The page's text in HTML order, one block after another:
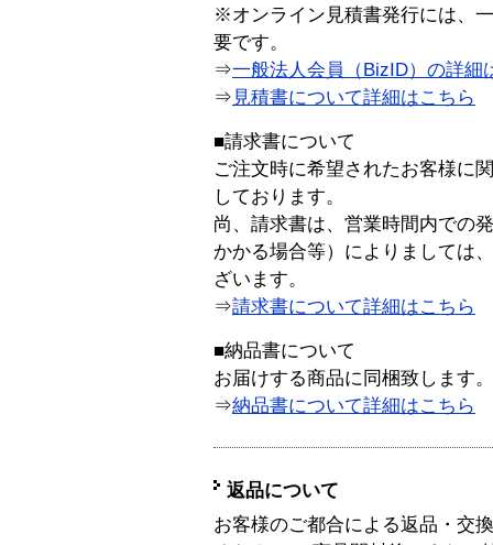
※オンライン見積書発行には、
要です。
⇒一般法人会員（BizID）の詳細
⇒ 見積書について詳細はこちら
■請求書について
ご注文時に希望されたお客様に
しております。
尚、請求書は、営業時間内での
かかる場合等）によりましては
ざいます。
⇒請求書について詳細はこちら
■納品書について
お届けする商品に同梱致します。
⇒納品書について詳細はこちら
返品について
お客様のご都合による返品・交